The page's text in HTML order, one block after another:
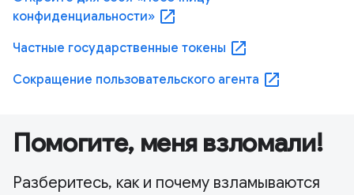
конфиденциальности» open_in_new
Частные государственные токены open_in_new
Сокращение пользовательского агента open_in_new
Помогите, меня взломали!
Разберитесь, как и почему взламываются